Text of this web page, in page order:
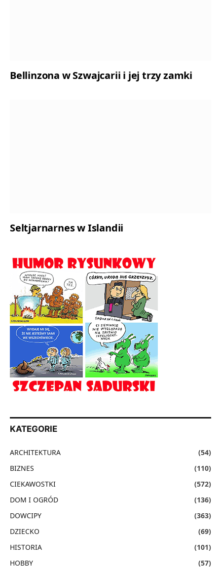
Bellinzona w Szwajcarii i jej trzy zamki
Seltjarnarnes w Islandii
KATEGORIE
ARCHITEKTURA
(54)
BIZNES
(110)
CIEKAWOSTKI
(572)
DOM I OGRÓD
(136)
DOWCIPY
(363)
DZIECKO
(69)
HISTORIA
(101)
HOBBY
(57)